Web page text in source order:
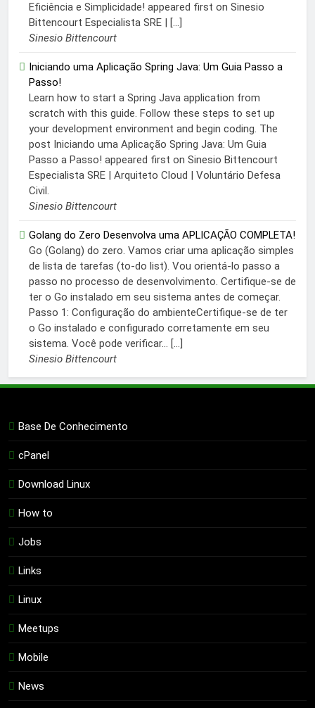
Eficiência e Simplicidade! appeared first on Sinesio
Bittencourt Especialista SRE | […]
Sinesio Bittencourt
Iniciando uma Aplicação Spring Java: Um Guia Passo a
Passo!
Learn how to start a Spring Java application from
scratch with this guide. Follow these steps to set up
your development environment and begin coding. The
post Iniciando uma Aplicação Spring Java: Um Guia
Passo a Passo! appeared first on Sinesio Bittencourt
Especialista SRE | Arquiteto Cloud | Voluntário Defesa
Civil.
Sinesio Bittencourt
Golang do Zero Desenvolva uma APLICAÇÃO COMPLETA!
Go (Golang) do zero. Vamos criar uma aplicação simples
de lista de tarefas (to-do list). Vou orientá-lo passo a
passo no processo de desenvolvimento. Certifique-se de
ter o Go instalado em seu sistema antes de começar.
Passo 1: Configuração do ambienteCertifique-se de ter
o Go instalado e configurado corretamente em seu
sistema. Você pode verificar... […]
Sinesio Bittencourt
Base De Conhecimento
cPanel
Download Linux
How to
Jobs
Links
Linux
Meetups
Mobile
News